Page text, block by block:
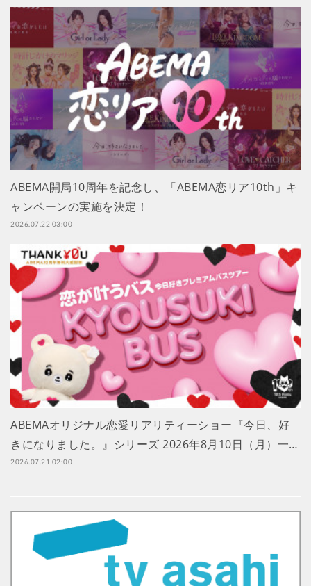
ABEMA開局10周年を記念し、「ABEMA恋リア10th」キ
ャンペーンの実施を決定！
2026.07.22 03:00
ABEMAオリジナル恋愛リアリティーショー『今日、好
きになりました。』シリーズ 2026年8月10日（月）一…
2026.07.21 02:00